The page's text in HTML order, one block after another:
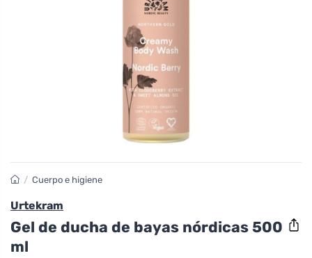
/ Cuerpo e higiene
Urtekram
Gel de ducha de bayas nórdicas 500
ml